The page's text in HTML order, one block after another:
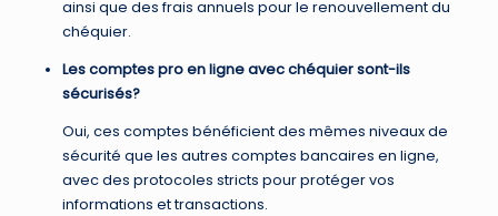
ainsi que des frais annuels pour le renouvellement du
chéquier.
Les comptes pro en ligne avec chéquier sont-ils
sécurisés?
Oui, ces comptes bénéficient des mêmes niveaux de
sécurité que les autres comptes bancaires en ligne,
avec des protocoles stricts pour protéger vos
informations et transactions.